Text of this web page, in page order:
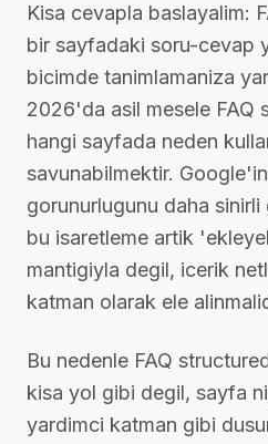
Kisa cevapla baslayalim:
bir sayfadaki soru-cevap
bicimde tanimlamaniza
2026'da asil mesele FAQ
hangi sayfada neden
savunabilmektir.
gorunurlugunu daha
bu isaretleme artik
mantigiyla degil, icerik
katman olarak ele
Bu nedenle FAQ
kisa yol gibi degil, sayfa
yardimci katman gibi